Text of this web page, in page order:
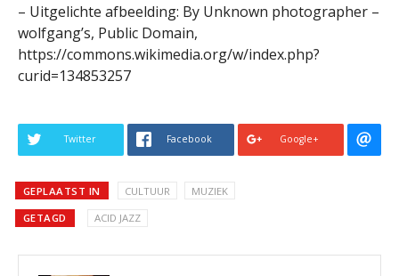
– Uitgelichte afbeelding: By Unknown photographer –
wolfgang’s, Public Domain,
https://commons.wikimedia.org/w/index.php?
curid=134853257
Twitter Facebook Google+
GEPLAATST IN CULTUUR MUZIEK
GETAGD ACID JAZZ